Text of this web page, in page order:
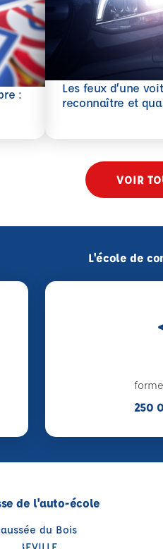
:
Les feux d’une
reconnaître et
En savoir plus
VOIR
L'école de
250
de l'auto-école
du Bois